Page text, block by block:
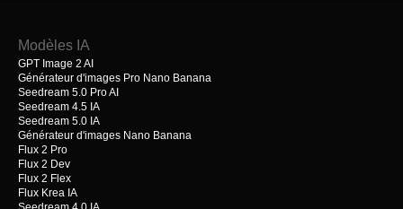
Modèles IA
GPT Image 2 AI
Générateur d'images Pro Nano Banana
Seedream 5.0 Pro AI
Seedream 4.5 IA
Seedream 5.0 IA
Générateur d'images Nano Banana
Flux 2 Pro
Flux 2 Dev
Flux 2 Flex
Flux Krea IA